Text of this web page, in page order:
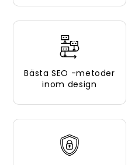
Bästa SEO -metoder
inom design